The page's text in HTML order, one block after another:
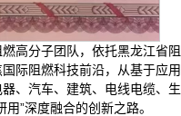
高分子团队，依托黑龙江省阻
际阻燃科技前沿，从基于应用
、汽车、建筑、电线电缆、生
”深度融合的创新之路。